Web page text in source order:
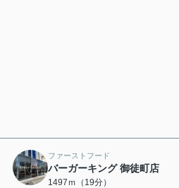
ファーストフード
バーガーキング 御徒町店
1497ｍ（19分）